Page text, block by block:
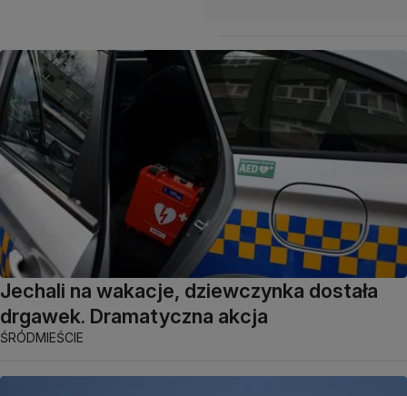
Jechali na wakacje, dziewczynka dostała
drgawek. Dramatyczna akcja
ŚRÓDMIEŚCIE